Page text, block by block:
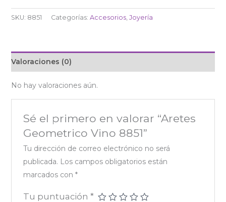
SKU: 8851 Categorías: Accesorios, Joyería
Valoraciones (0)
No hay valoraciones aún.
Sé el primero en valorar “Aretes
Geometrico Vino 8851”
Tu dirección de correo electrónico no será
publicada. Los campos obligatorios están
marcados con *
Tu puntuación *